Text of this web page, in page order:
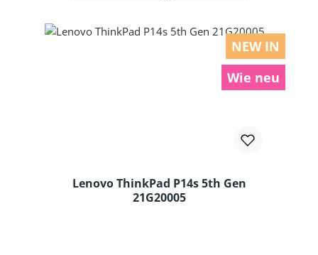
NEW IN
Wie neu
Lenovo ThinkPad P14s 5th Gen
21G20005